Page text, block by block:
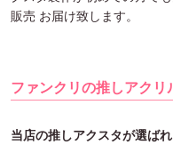
販売 お届け致します。
ファンクリの推しアクリ
当店の推しアクスタが選ば